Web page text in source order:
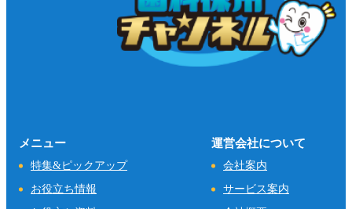
メニュー
特集&ピックアップ
お役立ち情報
運営会社について
会社案内
サービス案内